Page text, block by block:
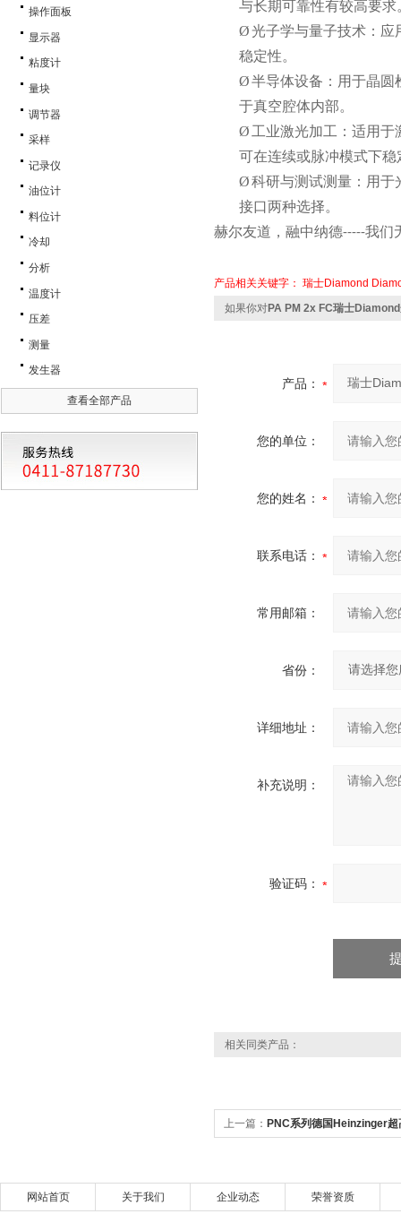
操作面板
显示器
粘度计
量块
调节器
采样
记录仪
油位计
料位计
冷却
分析
温度计
压差
测量
发生器
查看全部产品
与长期可靠性有较高要求
Ø光子学与量子技术：应
稳定性。
Ø半导体设备：用于晶圆
于真空腔体内部。
Ø 工业激光加工：适用
可在连续或脉冲模式下稳
Ø科研与测试测量：用于
接口两种选择。
赫尔友道，融中纳德-----我们
产品相关关键字： 瑞士Diamond
如果你对PA PM 2x FC瑞士
产品：
您的单位：
您的姓名：
联系电话：
常用邮箱：
省份：
详细地址：
补充说明：
验证码：
相关同类产品：
上一篇： PNC系列德国Heinzinger超
网站首页 关于我们 企业动态 荣誉资质